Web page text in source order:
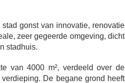
gonst van innovatie, renovatie
zeer gegeerde omgeving, dicht
stadhuis.
van 4000 m², verdeeld over de
De begane grond heeft